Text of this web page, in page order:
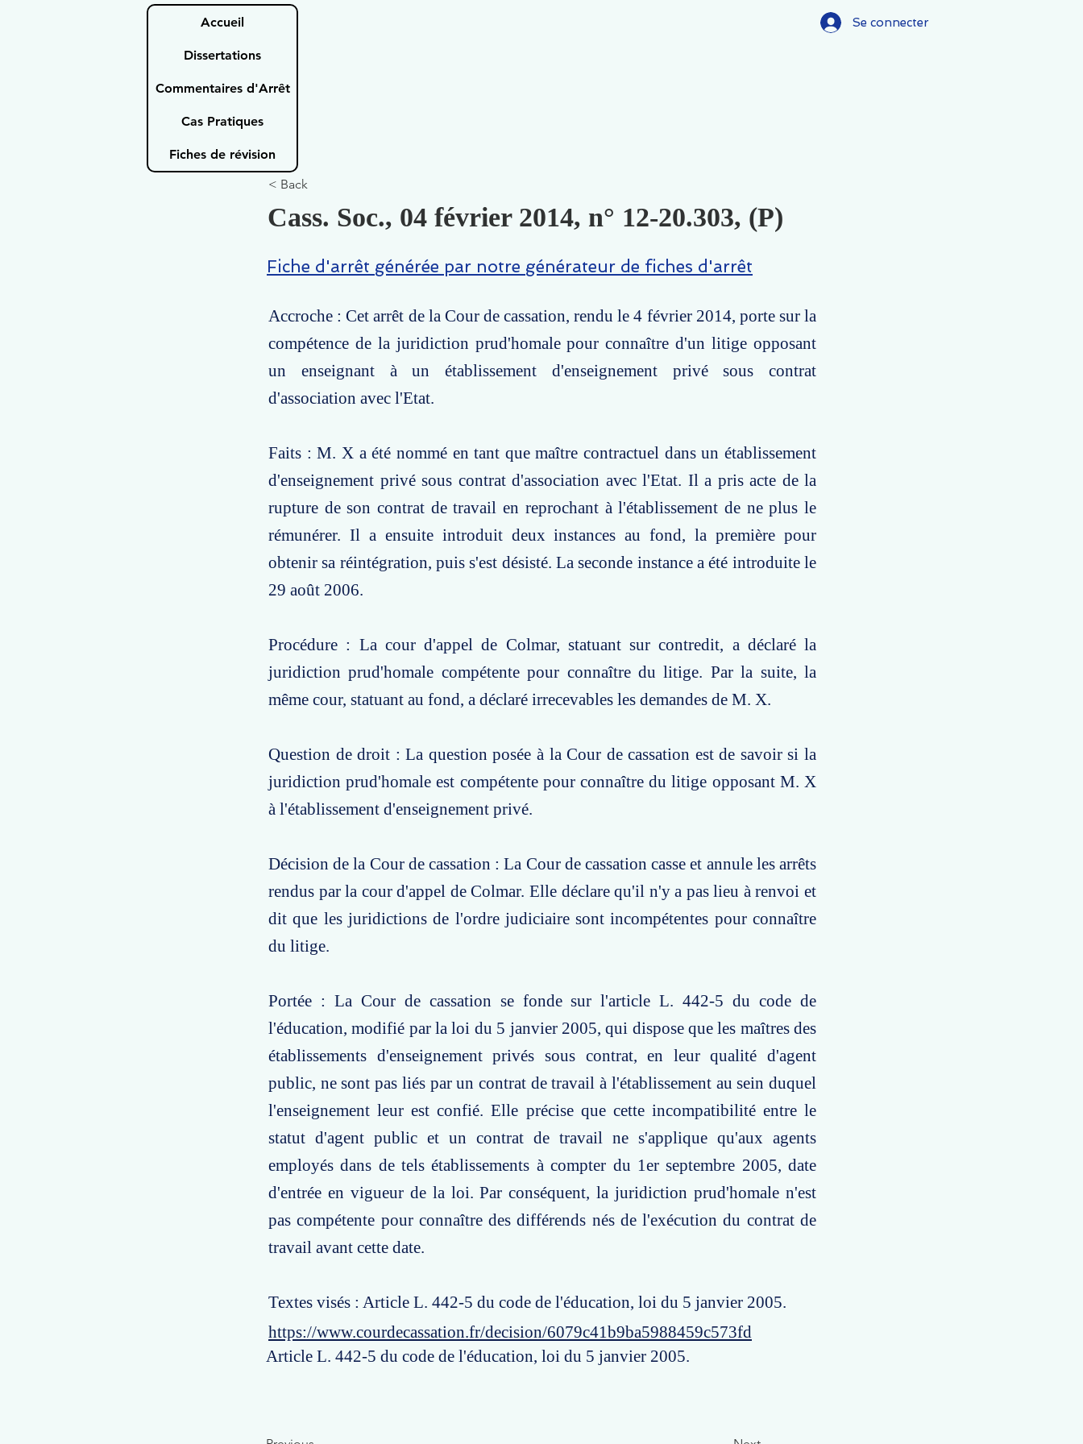
Accueil
Dissertations
Commentaires d'Arrêt
Cas Pratiques
Fiches de révision
Se connecter
< Back
Cass. Soc., 04 février 2014, n° 12-20.303, (P)
Fiche d'arrêt générée par notre générateur de fiches d'arrêt
Accroche : Cet arrêt de la Cour de cassation, rendu le 4 février 2014, porte sur la
compétence de la juridiction prud'homale pour connaître d'un litige opposant
un enseignant à un établissement d'enseignement privé sous contrat
d'association avec l'Etat.
Faits : M. X a été nommé en tant que maître contractuel dans un établissement
d'enseignement privé sous contrat d'association avec l'Etat. Il a pris acte de la
rupture de son contrat de travail en reprochant à l'établissement de ne plus le
rémunérer. Il a ensuite introduit deux instances au fond, la première pour
obtenir sa réintégration, puis s'est désisté. La seconde instance a été introduite le
29 août 2006.
Procédure : La cour d'appel de Colmar, statuant sur contredit, a déclaré la
juridiction prud'homale compétente pour connaître du litige. Par la suite, la
même cour, statuant au fond, a déclaré irrecevables les demandes de M. X.
Question de droit : La question posée à la Cour de cassation est de savoir si la
juridiction prud'homale est compétente pour connaître du litige opposant M. X
à l'établissement d'enseignement privé.
Décision de la Cour de cassation : La Cour de cassation casse et annule les arrêts
rendus par la cour d'appel de Colmar. Elle déclare qu'il n'y a pas lieu à renvoi et
dit que les juridictions de l'ordre judiciaire sont incompétentes pour connaître
du litige.
Portée : La Cour de cassation se fonde sur l'article L. 442-5 du code de
l'éducation, modifié par la loi du 5 janvier 2005, qui dispose que les maîtres des
établissements d'enseignement privés sous contrat, en leur qualité d'agent
public, ne sont pas liés par un contrat de travail à l'établissement au sein duquel
l'enseignement leur est confié. Elle précise que cette incompatibilité entre le
statut d'agent public et un contrat de travail ne s'applique qu'aux agents
employés dans de tels établissements à compter du 1er septembre 2005, date
d'entrée en vigueur de la loi. Par conséquent, la juridiction prud'homale n'est
pas compétente pour connaître des différends nés de l'exécution du contrat de
travail avant cette date.
Textes visés : Article L. 442-5 du code de l'éducation, loi du 5 janvier 2005.
https://www.courdecassation.fr/decision/6079c41b9ba5988459c573fd
Article L. 442-5 du code de l'éducation, loi du 5 janvier 2005.